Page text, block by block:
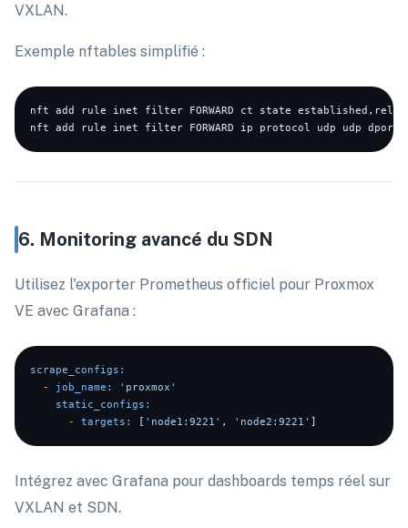
VXLAN.
Exemple nftables simplifié :
nft add rule inet filter FORWARD ct state
6. Monitoring avancé du SDN
Utilisez l'exporter Prometheus officiel pour Proxmox
VE avec Grafana :
scrape_configs:
-
job_name:
'proxmox'
static_configs:
-
targets: [ 'node1:9221' , 'node2:9221'
Intégrez avec Grafana pour dashboards temps réel sur
VXLAN et SDN.